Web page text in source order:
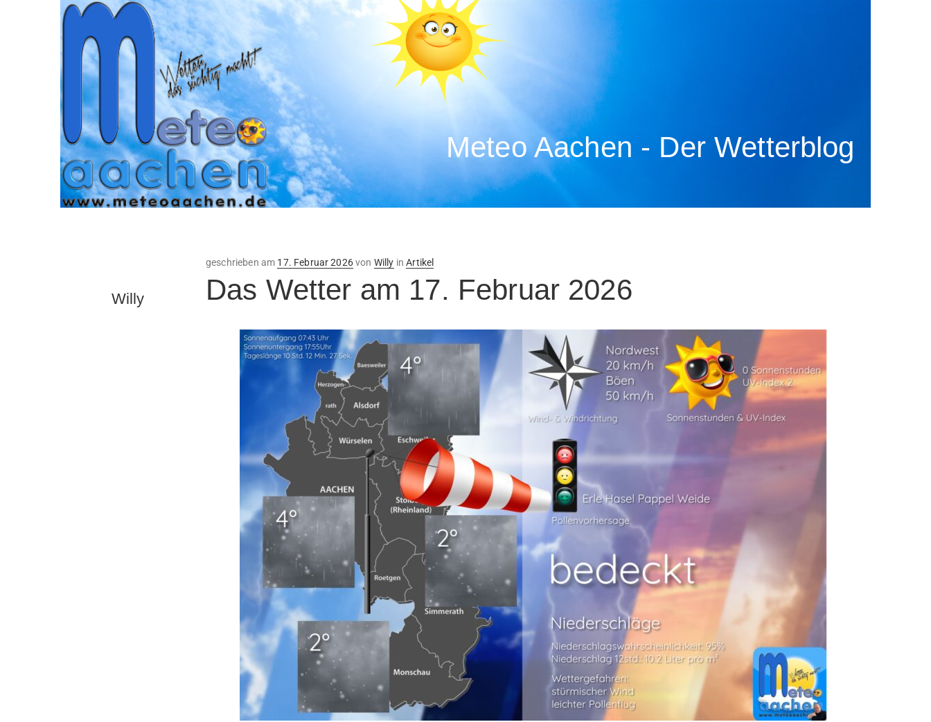
Meteo Aachen - Der Wetterblog
Willy
geschrieben am Veröffentlicht
am
17. Februar 2026von Willy inArtikel
Das Wetter am 17. Februar 2026